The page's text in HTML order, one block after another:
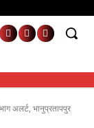
अलर्ट, भानुप्रतापपुर